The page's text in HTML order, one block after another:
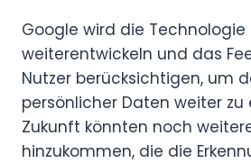
Google wird die Technologie
weiterentwickeln und das
Nutzer berücksichtigen, um
persönlicher Daten weiter zu
Zukunft könnten noch
hinzukommen, die die